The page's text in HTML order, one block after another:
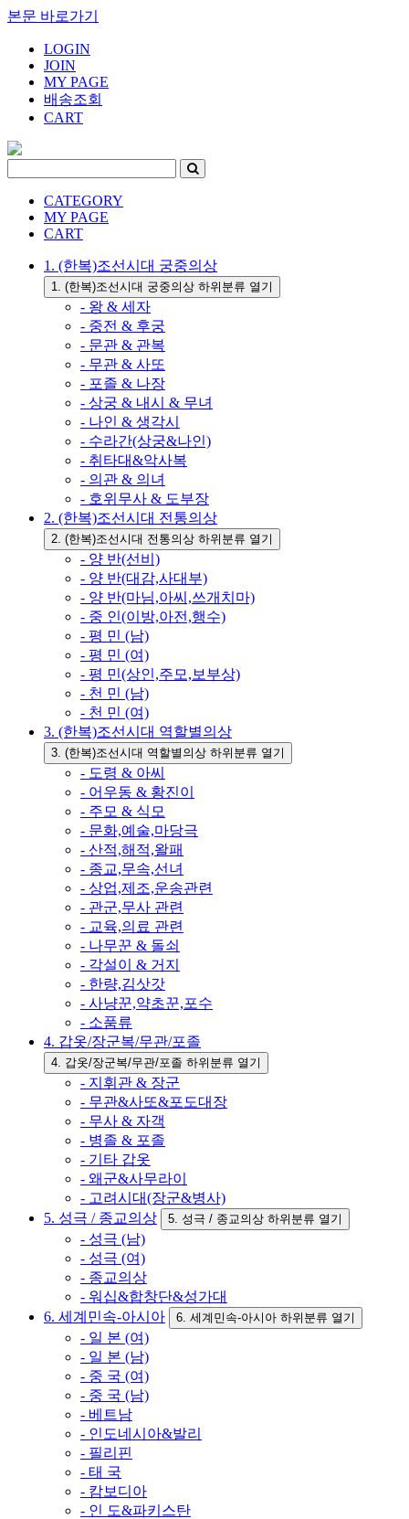
본문 바로가기
LOGIN
JOIN
MY PAGE
배송조회
CART
CATEGORY
MY PAGE
CART
1. (한복)조선시대 궁중의상
1. (한복)조선시대 궁중의상 하위분류 열기
- 왕 & 세자
- 중전 & 후궁
- 문관 & 관복
- 무관 & 사또
- 포졸 & 나장
- 상궁 & 내시 & 무녀
- 나인 & 생각시
- 수라간(상궁&나인)
- 취타대&악사복
- 의관 & 의녀
- 호위무사 & 도부장
2. (한복)조선시대 전통의상
2. (한복)조선시대 전통의상 하위분류 열기
- 양 반(선비)
- 양 반(대감,사대부)
- 양 반(마님,아씨,쓰개치마)
- 중 인(이방,아전,행수)
- 평 민 (남)
- 평 민 (여)
- 평 민(상인,주모,보부상)
- 천 민 (남)
- 천 민 (여)
3. (한복)조선시대 역할별의상
3. (한복)조선시대 역할별의상 하위분류 열기
- 도령 & 아씨
- 어우동 & 황진이
- 주모 & 식모
- 문화,예술,마당극
- 산적,해적,왈패
- 종교,무속,선녀
- 상업,제조,운송관련
- 관군,무사 관련
- 교육,의료 관련
- 나무꾼 & 돌쇠
- 각설이 & 거지
- 한량,김삿갓
- 사냥꾼,약초꾼,포수
- 소품류
4. 갑옷/장군복/무관/포졸
4. 갑옷/장군복/무관/포졸 하위분류 열기
- 지휘관 & 장군
- 무관&사또&포도대장
- 무사 & 자객
- 병졸 & 포졸
- 기타 갑옷
- 왜군&사무라이
- 고려시대(장군&병사)
5. 성극 / 종교의상
5. 성극 / 종교의상 하위분류 열기
- 성극 (남)
- 성극 (여)
- 종교의상
- 워십&합창단&성가대
6. 세계민속-아시아
6. 세계민속-아시아 하위분류 열기
- 일 본 (여)
- 일 본 (남)
- 중 국 (여)
- 중 국 (남)
- 베트남
- 인도네시아&발리
- 필리핀
- 태 국
- 캄보디아
- 인 도&파키스탄